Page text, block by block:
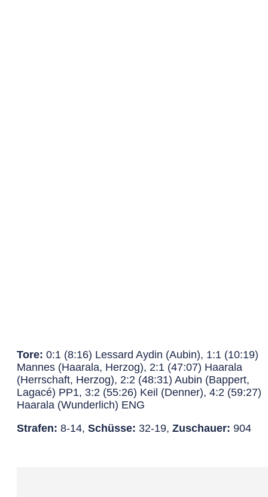
Tore: 0:1 (8:16) Lessard Aydin (Aubin), 1:1 (10:19)
Mannes (Haarala, Herzog), 2:1 (47:07) Haarala
(Herrschaft, Herzog), 2:2 (48:31) Aubin (Bappert,
Lagacé) PP1, 3:2 (55:26) Keil (Denner), 4:2 (59:27)
Haarala (Wunderlich) ENG
Strafen: 8-14, Schüsse: 32-19, Zuschauer: 904